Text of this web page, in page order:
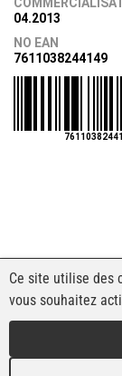
04.2013
NO EAN
7611038244149
Ce site utilise des
vous souhaitez